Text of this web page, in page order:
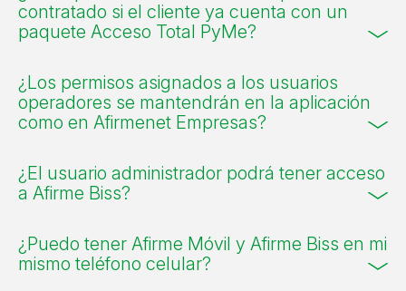
contratado si el cliente ya cuenta con un
paquete Acceso Total PyMe?
¿Los permisos asignados a los usuarios
operadores se mantendrán en la aplicación
como en Afirmenet Empresas?
¿El usuario administrador podrá tener acceso
a Afirme Biss?
¿Puedo tener Afirme Móvil y Afirme Biss en mi
mismo teléfono celular?